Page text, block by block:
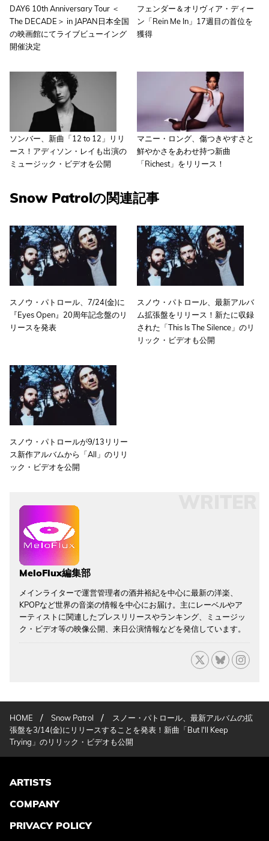
DAY6 10th Anniversary Tour ＜
The DECADE＞ in JAPAN日本全国
の映画館にてライブビューイング
開催決定
フェンダー＆オリヴィア・ディー
ン「Rein Me In」17週目の首位を
獲得
ソンバー、新曲「12 to 12」リリ
ース！アディソン・レイも出演の
ミュージック・ビデオを公開
マニー・ロング、傷つきやすさと
鮮やかさをあわせ持つ新曲
「Richest」をリリース！
Snow Patrolの関連記事
スノウ・パトロール、7/24(金)に
『Eyes Open』20周年記念盤のリ
リースを発表
スノウ・パトロール、最新アルバ
ム拡張盤をリリース！新たに収録
された「This Is The Silence」のリ
リック・ビデオも公開
スノウ・パトロールが9/13リリー
ス新作アルバムから「All」のリリ
ック・ビデオを公開
MeloFlux編集部
メインライターで運営管理者の酒井裕紀を中心に最新の洋楽、
KPOPなど世界の音楽の情報を中心にお届け。主にレーベルやア
ーティストに関連したプレスリリースやランキング、ミュージッ
ク・ビデオ等の映像公開、来日公演情報などを発信しています。
HOME / Snow Patrol /
スノー・パトロール、最新アルバムの拡
張盤を3/14(金)にリリースすることを発表！新曲「But I'll Keep
Trying」のリリック・ビデオも公開
ARTISTS
COMPANY
PRIVACY POLICY